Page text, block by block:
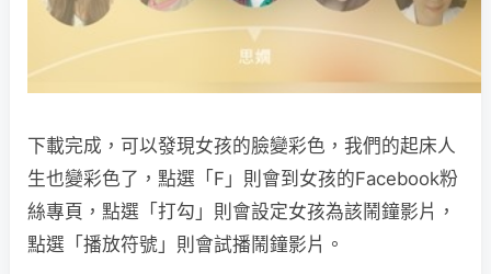
下載完成，可以發現女孩的臉變彩色，我們的起床人
生也變彩色了，點選「F」則會到女孩的Facebook粉
絲專頁，點選「打勾」則會設定女孩為該鬧鐘影片，
點選「播放符號」則會試播鬧鐘影片。